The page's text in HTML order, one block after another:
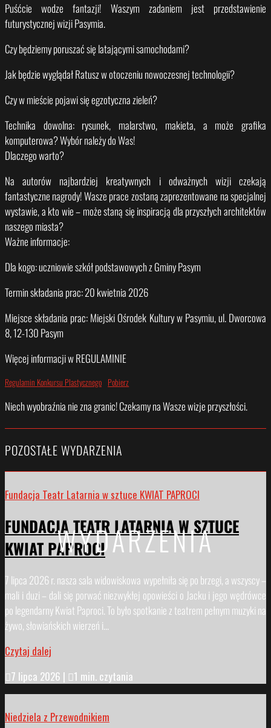
WYDARZENIA
Puśćcie wodze fantazji! Waszym zadaniem jest przedstawienie
futurystycznej wizji Pasymia.
Czy będziemy poruszać się latającymi samochodami?
Jak będzie wyglądał Ratusz w otoczeniu nowoczesnej technologii?
Czy w mieście pojawi się egzotyczna zieleń?
Technika dowolna: rysunek, malarstwo, makieta, a może grafika
komputerowa? Wybór należy do Was!
Dlaczego warto?
Na autorów najbardziej kreatywnych i odważnych wizji czekają
fantastyczne nagrody! Wasze prace zostaną zaprezentowane na specjalnej
wystawie, a kto wie – może staną się inspiracją dla przyszłych architektów
naszego miasta?
Ważne informacje:
Dla kogo: uczniowie szkół podstawowych z Gminy Pasym
Termin składania prac: 20 kwietnia 2026
Miejsce składania prac: Miejski Ośrodek Kultury w Pasymiu, ul. Dworcowa
8, 12-130 Pasym
Więcej informacji w REGULAMINIE
Regulamin Konkursu Plastycznego Pobierz
Niech wyobraźnia nie zna granic! Czekamy na Wasze wizje przyszłości.
POZOSTAŁE WYDARZENIA
Fundacja Teatr Latarnia w sztuce KWIAT PAPROCI
FUNDACJA TEATR LATARNIA W SZTUCE
KWIAT PAPROCI
7 lipca 2026 r. nasza sala widowiskowa wypełniła się po brzegi, a wszyscy –
mali i duzi – dali się porwać niezwykłej opowieści o Jacku i jego wędrówce
po legendarny Kwiat Paproci. To było spotkanie z teatrem pełnym muzyki na
żywo, słowiańskich wierzeń i...
Czytaj dalej
7 lipca 2026 | 1 min. czytania
Niedziela z Przewodnikiem